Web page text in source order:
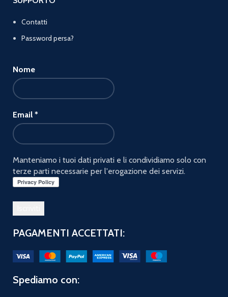
Contatti
Password persa?
Nome
Email *
Manteniamo i tuoi dati privati e li condividiamo solo con
terze parti necessarie per l'erogazione dei servizi.
PAGAMENTI ACCETTATI:
Spediamo con: